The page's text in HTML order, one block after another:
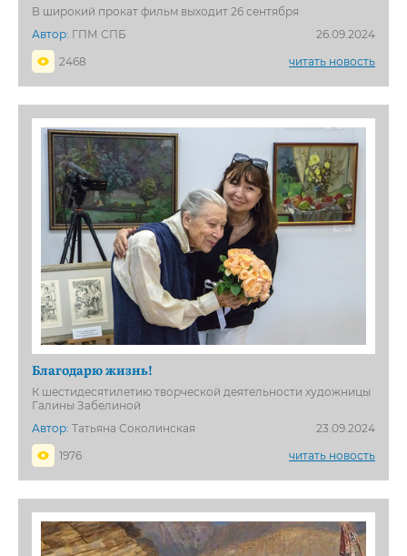
В широкий прокат фильм выходит 26 сентября
Автор: ГПМ СПБ
26.09.2024
2468
читать новость
Благодарю жизнь!
К шестидесятилетию творческой деятельности художницы
Галины Забелиной
Автор: Татьяна Соколинская
23.09.2024
1976
читать новость